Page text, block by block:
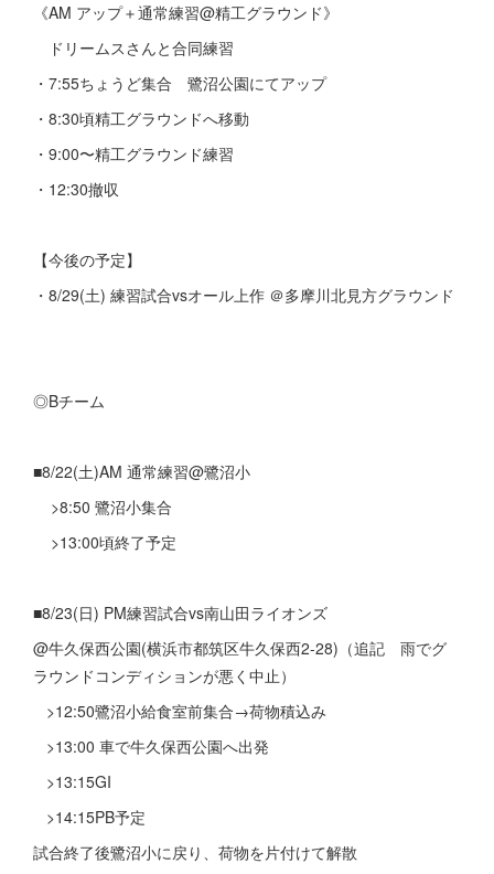
《AM アップ＋通常練習@精工グラウンド》
ドリームスさんと合同練習
・7:55ちょうど集合 鷺沼公園にてアップ
・8:30頃精工グラウンドへ移動
・9:00〜精工グラウンド練習
・12:30撤収
【今後の予定】
・8/29(土) 練習試合vsオール上作 ＠多摩川北見方グラウンド
◎Bチーム
■8/22(土)AM 通常練習@鷺沼小
>8:50 鷺沼小集合
>13:00頃終了予定
■8/23(日) PM練習試合vs南山田ライオンズ
@牛久保西公園(横浜市都筑区牛久保西2-28)（追記 雨でグ
ラウンドコンディションが悪く中止）
>12:50鷺沼小給食室前集合→荷物積込み
>13:00 車で牛久保西公園へ出発
>13:15GI
>14:15PB予定
試合終了後鷺沼小に戻り、荷物を片付けて解散